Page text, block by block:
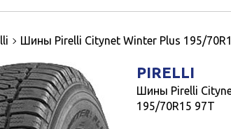
Шины Pirelli Citynet Winter Plus 195/
PIRELLI
Шины Pirelli
195/70R15 97T